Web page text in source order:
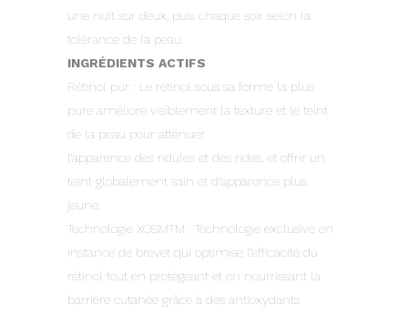
une nuit sur deux, puis chaque soir selon la
tolérance de la peau.
INGRÉDIENTS ACTIFS
Rétinol pur : Le rétinol sous sa forme la plus
pure améliore visiblement la texture et le teint
de la peau pour atténuer
l’apparence des ridules et des rides, et offrir un
teint globalement sain et d’apparence plus
jeune.
Technologie XOSMTM : Technologie exclusive en
instance de brevet qui optimise l’efficacité du
rétinol tout en protégeant et en nourrissant la
barrière cutanée grâce à des antioxydants